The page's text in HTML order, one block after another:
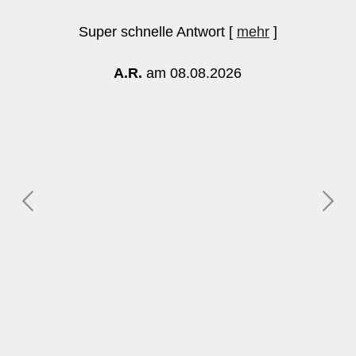
Super schnelle Antwort [ mehr]
A.R. am 08.08.2026